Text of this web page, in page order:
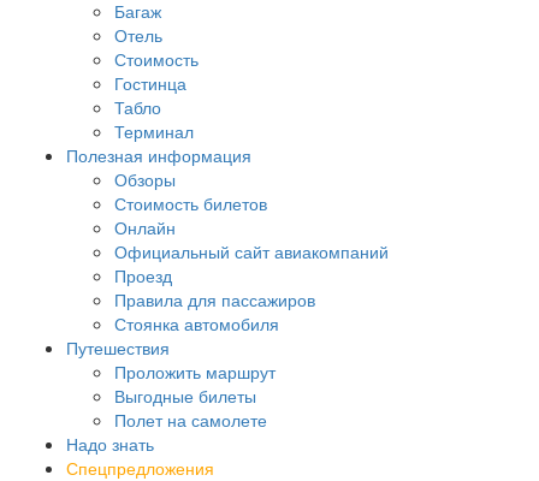
Багаж
Отель
Стоимость
Гостинца
Табло
Терминал
Полезная информация
Обзоры
Стоимость билетов
Онлайн
Официальный сайт авиакомпаний
Проезд
Правила для пассажиров
Стоянка автомобиля
Путешествия
Проложить маршрут
Выгодные билеты
Полет на самолете
Надо знать
Спецпредложения